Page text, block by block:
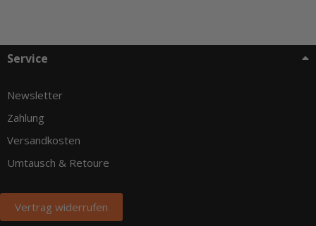
Service
Newsletter
Zahlung
Versandkosten
Umtausch & Retoure
Vertrag widerrufen